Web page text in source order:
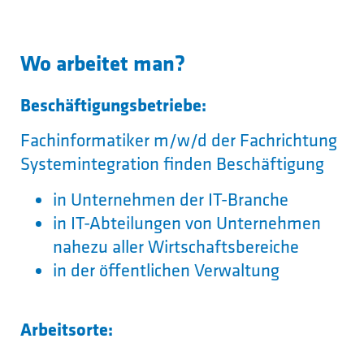
Wo arbeitet man?
Beschäftigungsbetriebe:
Fachinformatiker m/w/d der Fachrichtung
Systemintegration finden Beschäftigung
in Unternehmen der IT-Branche
in IT-Abteilungen von Unternehmen
nahezu aller Wirtschaftsbereiche
in der öffentlichen Verwaltung
Arbeitsorte: